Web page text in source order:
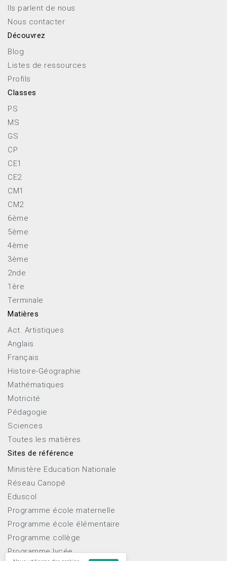
Ils parlent de nous
Nous contacter
Découvrez
Blog
Listes de ressources
Profils
Classes
PS
MS
GS
CP
CE1
CE2
CM1
CM2
6ème
5ème
4ème
3ème
2nde
1ère
Terminale
Matières
Act. Artistiques
Anglais
Français
Histoire-Géographie
Mathématiques
Motricité
Pédagogie
Sciences
Toutes les matières
Sites de référence
Ministère Education Nationale
Réseau Canopé
Eduscol
Programme école maternelle
Programme école élémentaire
Programme collège
Programme lycée